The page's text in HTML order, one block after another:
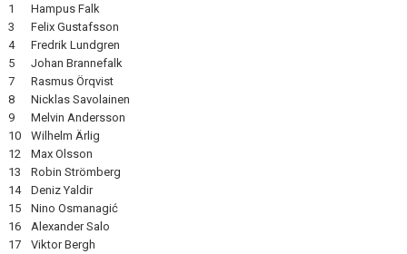
1
Hampus Falk
3
Felix Gustafsson
4
Fredrik Lundgren
5
Johan Brannefalk
7
Rasmus Örqvist
8
Nicklas Savolainen
9
Melvin Andersson
10
Wilhelm Ärlig
12
Max Olsson
13
Robin Strömberg
14
Deniz Yaldir
15
Nino Osmanagić
16
Alexander Salo
17
Viktor Bergh